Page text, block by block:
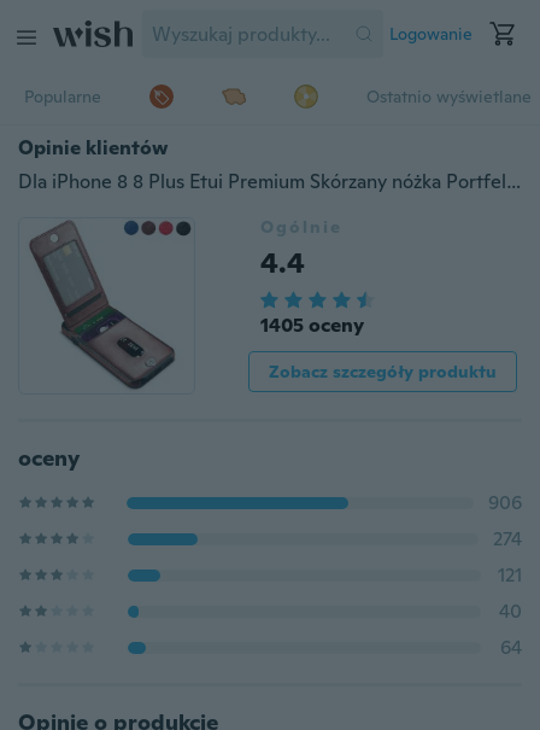
Logowanie
Popularne Ostatnio wyświetlane
Opinie klientów
Dla iPhone 8 8 Plus Etui Premium Skórzany nóżka Portfel Gniazdo karty Portfel Pokrowiec dla Apple iPhone 7/7 Plus / 6 / 6s / 6 Plus / 6s Plus / 5s / se iPhone X / Samsung Galaxy S8 / S8 Plus / S7 / S7 Edge / S6 / S6 Edge / Samsung Note 8 Cover
Ogólnie
4.4
1405 oceny
Zobacz szczegóły produktu
oceny
906
274
121
40
64
Opinie o produkcie